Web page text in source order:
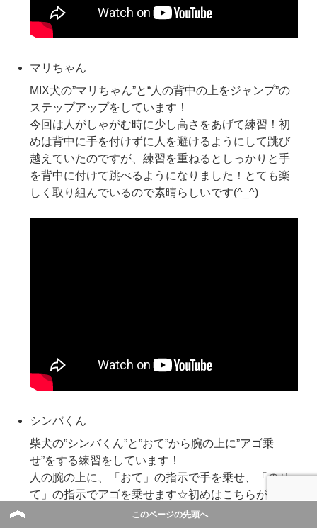
マリちゃん
MIX犬の”マリちゃん”と“人の背中の上をジャンプ”の
ステップアップをしています！
今回は人がしゃがむ時に少し高さをあげて練習！初
めは背中に手を付けずに人を避けるようにして跳び
越えていたのですが、練習を重ねるとしっかりと手
を背中に付けて跳べるようになりました！とても楽
しく取り組んでいるので素晴らしいです(^_^)
シンバくん
柴犬の”シンバくん”と”おて”から腕の上に”アゴ乗
せ”をする練習をしています！
人の腕の上に、「おて」の指示で手を乗せ、「のせ
て」の指示でアゴを乗せます☆初めはこちらが手を
出すと”シンバくん”は手ではなくアゴを乗せてきてい
このページの先頭へ